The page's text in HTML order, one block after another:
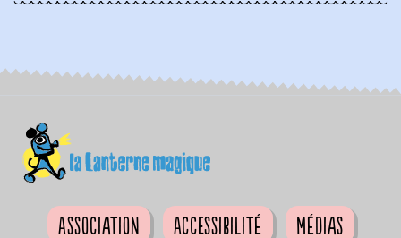
Association Accessibilité
Médias